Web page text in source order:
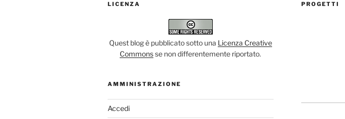
LICENZA
Quest blog è pubblicato sotto una Licenza Creative
Commonsse non differentemente riportato.
AMMINISTRAZIONE
Accedi
PROGETTI